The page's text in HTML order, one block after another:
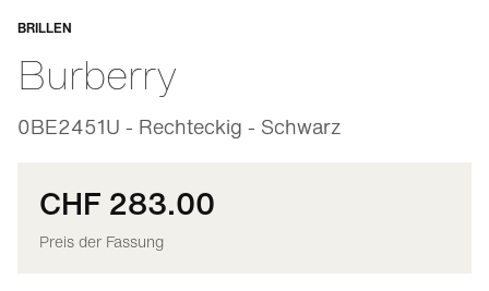
BRILLEN
Burberry
0BE2451U - Rechteckig - Schwarz
Anpassbar
CHF 283.00
Preis der Fassung